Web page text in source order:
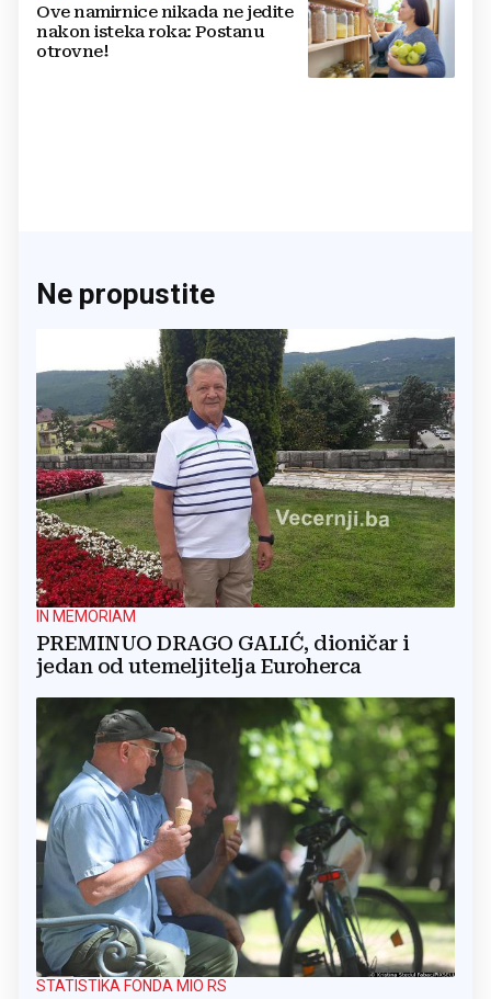
Ove namirnice nikada ne jedite
nakon isteka roka: Postanu
otrovne!
Ne propustite
IN MEMORIAM
PREMINUO DRAGO GALIĆ, dioničar i
jedan od utemeljitelja Euroherca
STATISTIKA FONDA MIO RS